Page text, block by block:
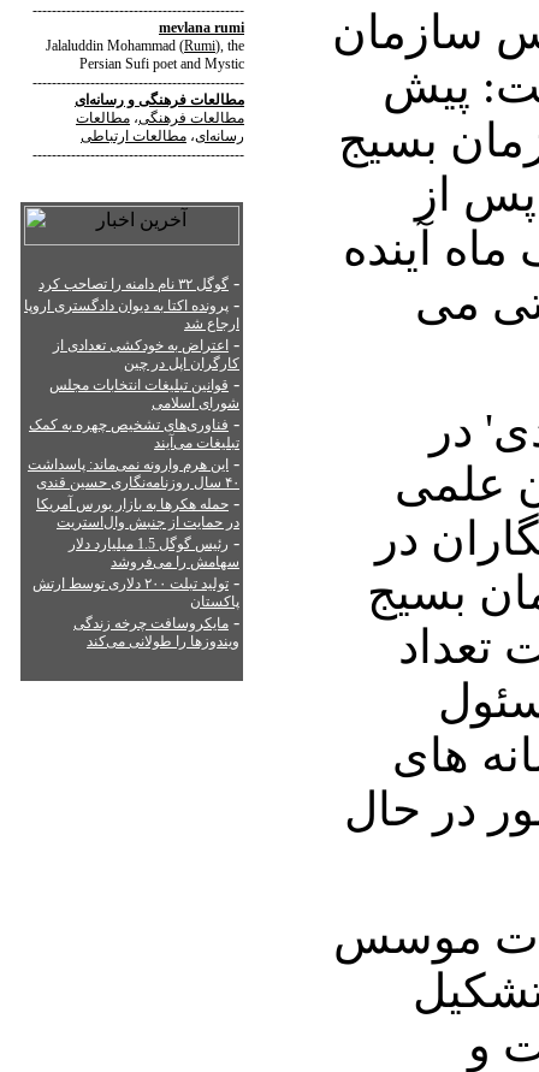
--------------------------------------------
mevlana rumi
Jalaluddin Mohammad (Rumi), the
Persian Sufi poet and Mystic
--------------------------------------------
مطالعات فرهنگی و رسانه‌ای
مطالعات فرهنگی، مطالعات
رسانه‌ای، مطالعات ارتباطی
--------------------------------------------
- گوگل ۳۲ نام دامنه را تصاحب کرد
- پرونده اکتا به دیوان دادگستری اروپا
ارجاع شد
- اعتراض به خودکشی تعدادی از
کارگران اپل در چین
- قوانین تبلیغات انتخابات مجلس
شورای اسلامی
- فناوری‌های تشخیص چهره به کمک
تبلیغات می‌آیند
- این هرم وارونه نمی‌ماند: پاسداشت
۴۰ سال روزنامه‌نگاری حسین قندی
- حمله هکرها به بازار بورس آمریکا
در حمایت از جنبش وال‌استریت
-
رئیس گوگل 1.5 میلیارد دلار
سهامش را می‌فروشد
-
تولید تبلت ۲۰۰ دلاری توسط ارتش
پاکستان
- مایکروسافت چرخه زندگی
ویندوزها را طولانی می‌کند
سازمان
پیش
بسیج
از
آینده
می
در
علمی
در
بسیج
تعداد
های
در حال
موسس
و